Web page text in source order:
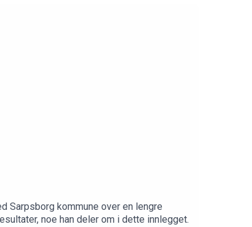
Sarpsborg kommune over en lengre
noe han deler om i dette innlegget.